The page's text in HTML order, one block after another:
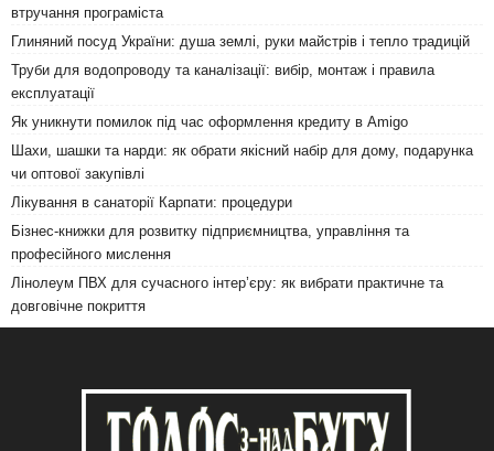
втручання програміста
Глиняний посуд України: душа землі, руки майстрів і тепло традицій
Труби для водопроводу та каналізації: вибір, монтаж і правила
експлуатації
Як уникнути помилок під час оформлення кредиту в Amigo
Шахи, шашки та нарди: як обрати якісний набір для дому, подарунка
чи оптової закупівлі
Лікування в санаторії Карпати: процедури
Бізнес-книжки для розвитку підприємництва, управління та
професійного мислення
Лінолеум ПВХ для сучасного інтер’єру: як вибрати практичне та
довговічне покриття